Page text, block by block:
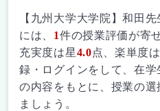
【九州大学大学院】和田
には、 1件の授業評価が寄
充実度は星4.0点、楽単度
録・ログインをして、在
の内容をもとに、授業の
ましょう。